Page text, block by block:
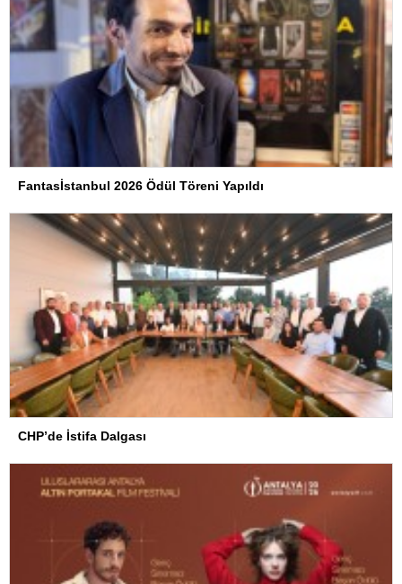
Fantasİstanbul 2026 Ödül Töreni Yapıldı
CHP’de İstifa Dalgası